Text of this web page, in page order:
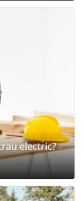
electric?